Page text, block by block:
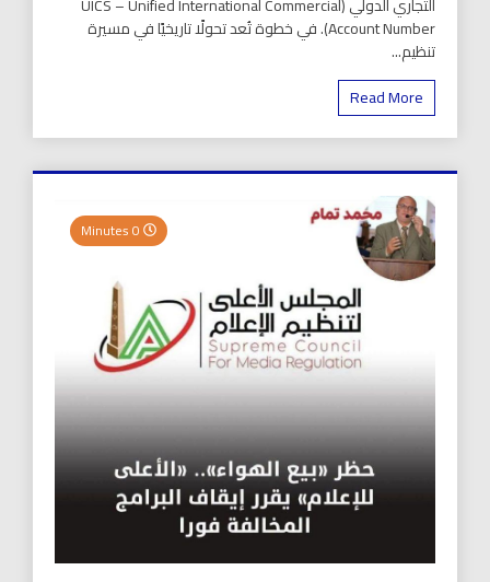
Account Number). في خطوة تُعد تحولًا تاريخيًا في مسيرة
تنظيم...
Read More